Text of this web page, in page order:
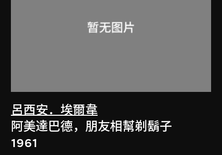
呂西安．埃爾韋
阿美達巴德，朋友相幫剃鬍子
1961